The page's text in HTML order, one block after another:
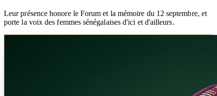
Leur présence honore le Forum et la mémoire du 12 septembre, et
porte la voix des femmes sénégalaises d'ici et d'ailleurs.